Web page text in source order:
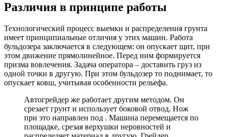
Различия в принципе работы
Технологический процесс выемки и распределения грунта
имеет принципиальные отличия у этих машин. Работа
бульдозера заключается в следующем: он опускает щит, при
этом движение прямолинейное. Перед ним формируется
призма вовлечения. Задача оператора – доставить груз из
одной точки в другую. При этом бульдозер то поднимает, то
опускает ковш, учитывая особенности рельефа.
Автогрейдер же работает другим методом. Он
срезает грунт и использует боковой отвод. Нож
при это направлен под . Машина перемещается по
площадке, срезая верхушки неровностей и